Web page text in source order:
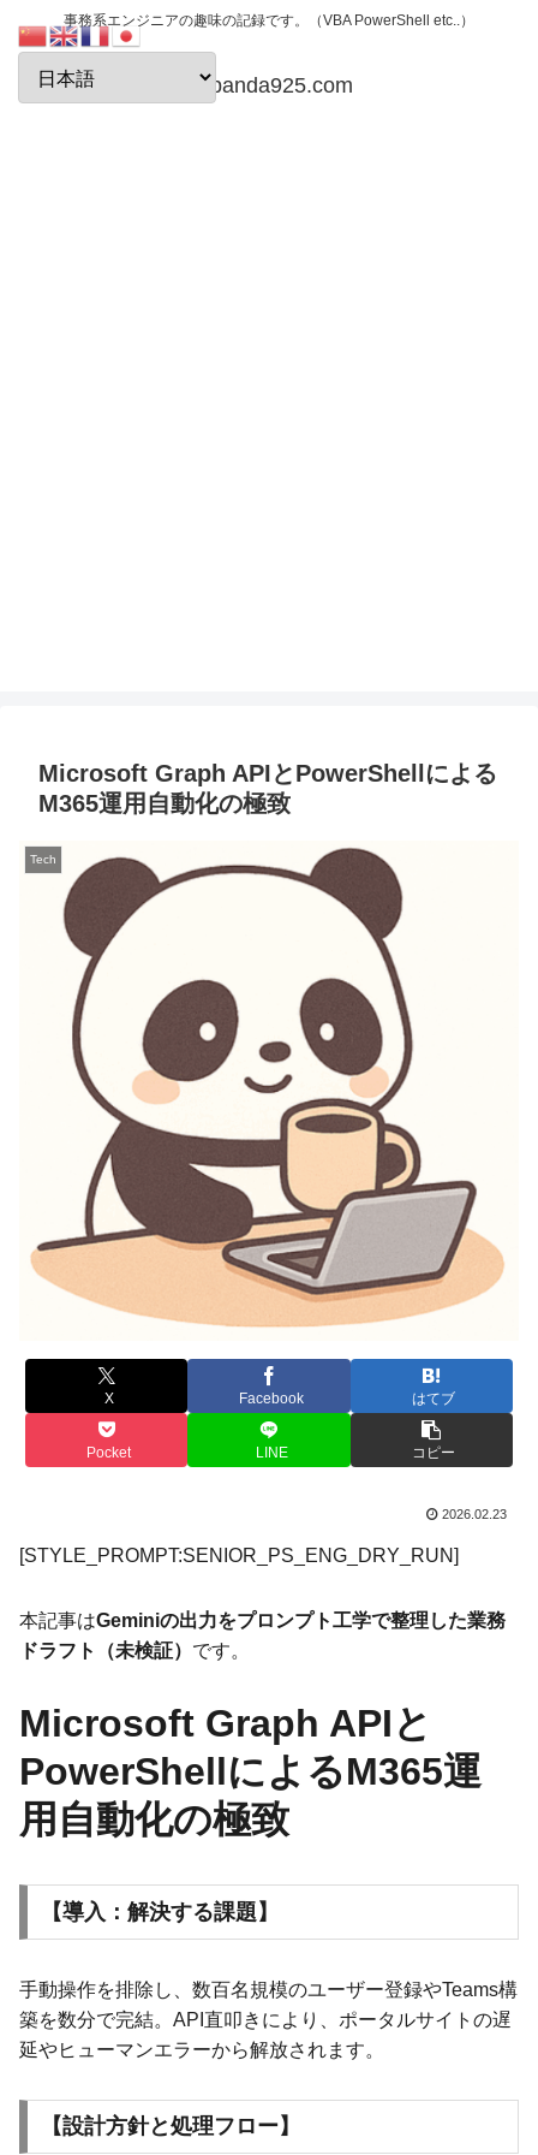
事務系エンジニアの趣味の記録です。（VBA PowerShell etc..）
papanda925.com
Microsoft Graph APIとPowerShellによる
M365運用自動化の極致
Tech
X Facebook はてブ
Pocket LINE コピー
2026.02.23
[STYLE_PROMPT:SENIOR_PS_ENG_DRY_RUN]
本記事はGeminiの出力をプロンプト工学で整理した業務
ドラフト（未検証） です。
Microsoft Graph APIと
PowerShellによるM365運
用自動化の極致
【導入：解決する課題】
手動操作を排除し、数百名規模のユーザー登録やTeams構
築を数分で完結。API直叩きにより、ポータルサイトの遅
延やヒューマンエラーから解放されます。
【設計方針と処理フロー】